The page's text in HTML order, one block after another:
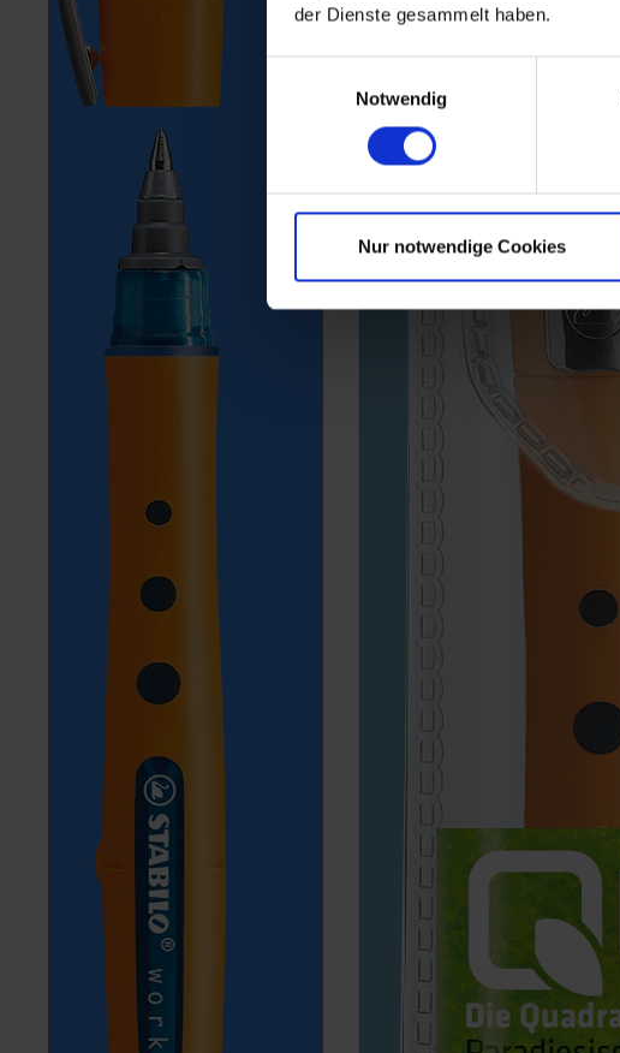
der Dienste gesammelt haben.
Notwendig
Nur notwendige Cookies